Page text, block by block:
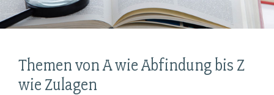
Themen von A wie Abfindung bis Z
wie Zulagen